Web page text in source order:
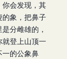
会发现，其
象，把鼻子
分雌雄的，
登上山顶一
一的公象鼻